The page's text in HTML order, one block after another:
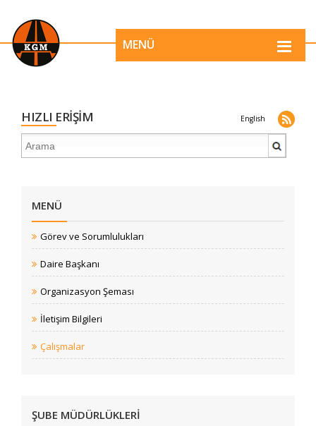
MENÜ
HIZLI ERİŞİM English
MENÜ
Görev ve Sorumlulukları
Daire Başkanı
Organizasyon Şeması
İletişim Bilgileri
Çalışmalar
ŞUBE MÜDÜRLÜKLERI